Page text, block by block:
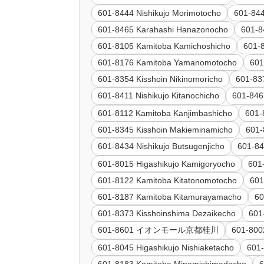
601-8444 Nishikujo Morimotocho
601-
601-8465 Karahashi Hanazonocho
601-
601-8105 Kamitoba Kamichoshicho
601-
601-8176 Kamitoba Yamanomotocho
601-8354 Kisshoin Nikinomoricho
601-
601-8411 Nishikujo Kitanochicho
601-
601-8112 Kamitoba Kanjimbashicho
601-
601-8345 Kisshoin Makieminamicho
601-8434 Nishikujo Butsugenjicho
601-
601-8015 Higashikujo Kamigoryocho
601-8122 Kamitoba Kitatonomotocho
601-8187 Kamitoba Kitamurayamacho
601-8373 Kisshoinshima Dezaikecho
601-8601 イオンモール京都桂川
601-
601-8045 Higashikujo Nishiaketacho